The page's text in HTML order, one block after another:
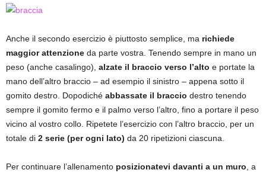
Anche il secondo esercizio è piuttosto semplice, ma richiede
maggior attenzione da parte vostra. Tenendo sempre in mano un
peso (anche casalingo), alzate il braccio verso l’alto e portate la
mano dell’altro braccio – ad esempio il sinistro – appena sotto il
gomito destro. Dopodiché abbassate il braccio destro tenendo
sempre il gomito fermo e il palmo verso l’altro, fino a portare il peso
vicino al vostro collo. Ripetete l’esercizio con l’altro braccio, per un
totale di 2 serie (per ogni lato) da 20 ripetizioni ciascuna.
Per continuare l’allenamento posizionatevi davanti a un muro , a